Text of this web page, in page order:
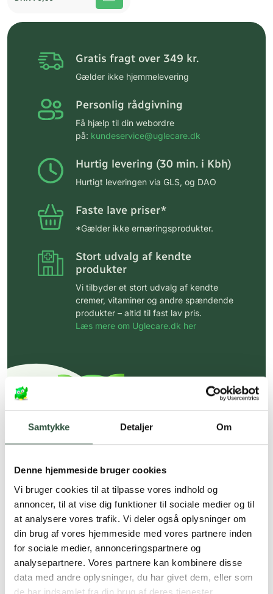
Samtykke Detaljer Om
Denne hjemmeside bruger cookies
Vi bruger cookies til at tilpasse vores indhold og
annoncer, til at vise dig funktioner til sociale medier og til
at analysere vores trafik. Vi deler også oplysninger om
din brug af vores hjemmeside med vores partnere inden
for sociale medier, annonceringspartnere og
analysepartnere. Vores partnere kan kombinere disse
data med andre oplysninger, du har givet dem, eller som
de har indsamlet fra din brug af deres tjenester.
Gratis fragt over 349 kr.
Gælder ikke hjemmelevering
Personlig rådgivning
Få hjælp til din webordre
på: kundeservice@uglecare.dk
Hurtig levering (30 min. i Kbh)
Hurtigt leveringen via GLS, og DAO
Faste lave priser*
*Gælder ikke ernæringsprodukter.
Stort udvalg af kendte
produkter
Vi tilbyder et stort udvalg af kendte
cremer, vitaminer og andre spændende
produkter – altid til fast lav pris.
Læs mere om Uglecare.dk her